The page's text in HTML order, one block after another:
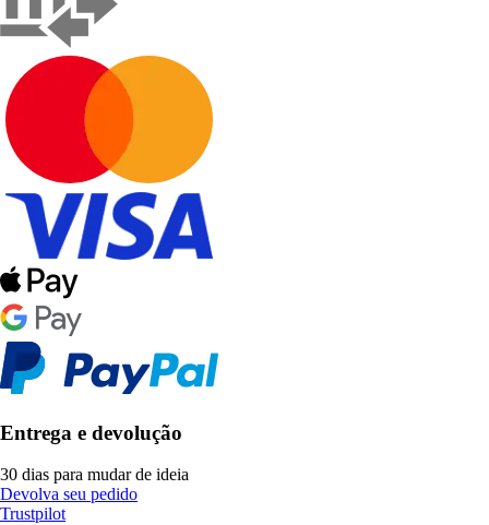
Entrega e devolução
30 dias para mudar de ideia
Devolva seu pedido
Trustpilot